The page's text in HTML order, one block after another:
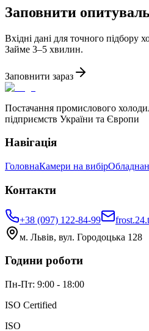
Заповнити
Вхідні дані для точного підбору
Займе 3–5 хвилин.
Заповнити зараз
Постачання промислового
підприємств України та Європи
Навігація
ГоловнаКамери на вибір
Контакти
+38 (097) 122-84-99
м. Львів, вул. Городоцька 128
Години роботи
Пн-Пт: 9:00 - 18:00
ISO Certified
ISO